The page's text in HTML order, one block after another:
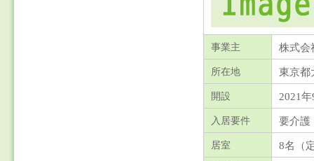
事業主 株式会
所在地 東京都
開設 2021
入居要件 要介護
居室 8名（